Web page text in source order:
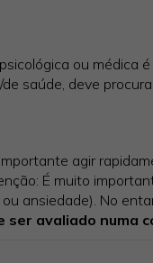
ou médica
saúde, deve
agir
É muito
ansiedade). No
ser avaliado numa